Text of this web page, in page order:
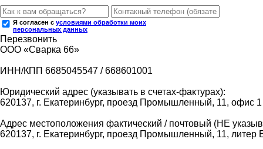
Я согласен с условиями обработки моих
персональных данных
Перезвонить
ООО «Сварка 66»
ИНН/КПП 6685045547 / 668601001
Юридический адрес (указывать в счетах-фактурах):
620137, г. Екатеринбург, проезд Промышленный, 11, офис 1
Адрес местоположения фактический / почтовый (НЕ
620137, г. Екатеринбург, проезд Промышленный, 11, литер